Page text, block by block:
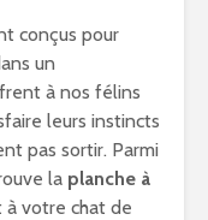
conçus pour
un
à nos félins
leurs instincts
pas sortir. Parmi
la planche à
votre chat de